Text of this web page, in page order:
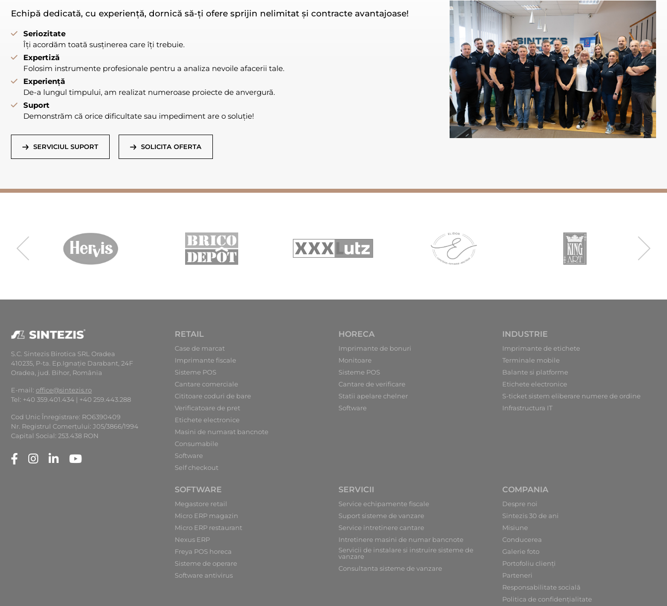
Echipă dedicată, cu experiență, dornică să-ți ofere sprijin nelimitat și contracte avantajoase!
Seriozitate
Îți acordăm toată susținerea care îți trebuie.
Expertiză
Folosim instrumente profesionale pentru a analiza nevoile afacerii tale.
Experiență
De-a lungul timpului, am realizat numeroase proiecte de anvergură.
Suport
Demonstrăm că orice dificultate sau impediment are o soluție!
SERVICIUL SUPORT SOLICITA OFERTA
S.C. Sintezis Birotica SRL Oradea
410235, P-ta. Ep.Ignaţie Darabant, 24F
Oradea, jud. Bihor, România
E-mail: office@sintezis.ro
Tel: +40 359.401.434 | +40 259.443.288
Cod Unic Înregistrare: RO6390409
Nr. Registrul Comerţului: J05/3866/1994
Capital Social: 253.438 RON
RETAIL
Case de marcat
Imprimante fiscale
Sisteme POS
Cantare comerciale
Cititoare coduri de bare
Verificatoare de pret
Etichete electronice
Masini de numarat bancnote
Consumabile
Software
Self checkout
HORECA
Imprimante de bonuri
Monitoare
Sisteme POS
Cantare de verificare
Statii apelare chelner
Software
INDUSTRIE
Imprimante de etichete
Terminale mobile
Balante si platforme
Etichete electronice
S-ticket sistem eliberare numere de ordine
Infrastructura IT
SOFTWARE
Megastore retail
Micro ERP magazin
Micro ERP restaurant
Nexus ERP
Freya POS horeca
Sisteme de operare
Software antivirus
SERVICII
Service echipamente fiscale
Suport sisteme de vanzare
Service intretinere cantare
Intretinere masini de numar bancnote
Servicii de instalare si instruire sisteme de
vanzare
Consultanta sisteme de vanzare
COMPANIA
Despre noi
Sintezis 30 de ani
Misiune
Conducerea
Galerie foto
Portofoliu clienți
Parteneri
Responsabilitate socială
Politica de confidențialitate